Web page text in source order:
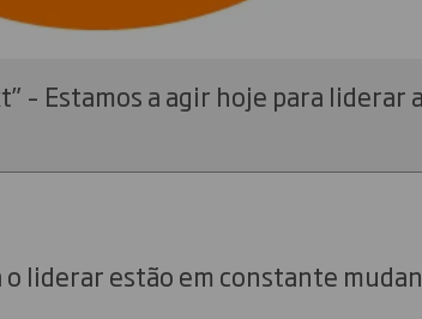
– Estamos a agir hoje para liderar
liderar estão em constante